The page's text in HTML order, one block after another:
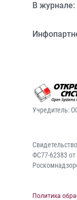
В журнале:
Учредитель:
ФС77-62383
Политика